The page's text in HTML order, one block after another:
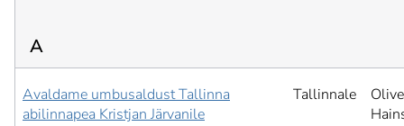
A
Avaldame umbusaldust Tallinna
abilinnapea Kristjan Järvanile
Tallinnale